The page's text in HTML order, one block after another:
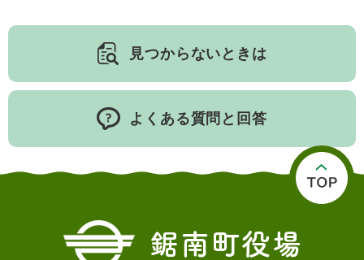
見つからないときは
よくある質問と回答